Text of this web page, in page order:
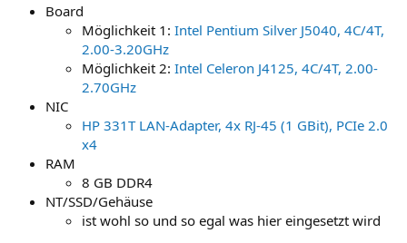
Board
Möglichkeit 1: Intel Pentium Silver J5040, 4C/4T,
2.00-3.20GHz
Möglichkeit 2: Intel Celeron J4125, 4C/4T, 2.00-
2.70GHz
NIC
HP 331T LAN-Adapter, 4x RJ-45 (1 GBit), PCIe 2.0
x4
RAM
8 GB DDR4
NT/SSD/Gehäuse
ist wohl so und so egal was hier eingesetzt wird